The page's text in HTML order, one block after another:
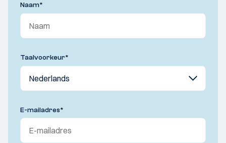
Naam*
Taalvoorkeur*
E-mailadres*